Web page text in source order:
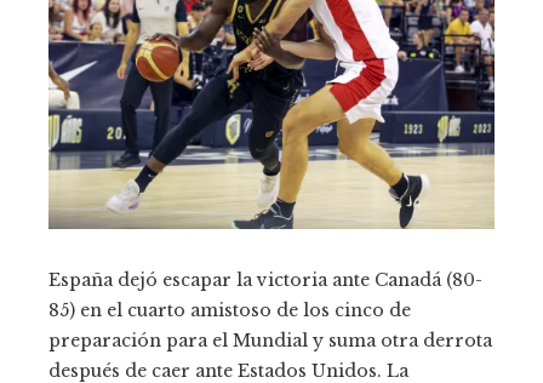
España dejó escapar la victoria ante Canadá (80-
85) en el cuarto amistoso de los cinco de
preparación para el Mundial y suma otra derrota
después de caer ante Estados Unidos. La